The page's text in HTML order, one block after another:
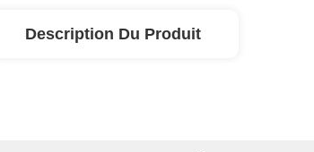
Description Du Produit